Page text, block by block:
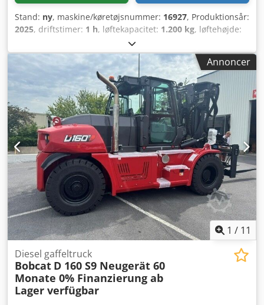
Stand: ny, maskine/køretøjsnummer: 16927, Produktionsår:
2025, driftstimer: 1 h, løftekapacitet: 1.200 kg, løftehøjde:
600 mm
elektrisk, mastetype:simplex, bygningshøjde:2.280 mm,
batterispænding:24 V , gaffellængde:1.150 mm , samlet
576 kg
, 5108763 Serienummer: OBWNL-003130
Cjdpfx Asyv S Rmog Torf Batteridetaljer: 24V 60Ah
Annoncer
1 / 11
Diesel gaffeltruck
Bobcat D 160 S9 Neugerät 60
Monate 0% Finanzierung ab
Lager verfügbar